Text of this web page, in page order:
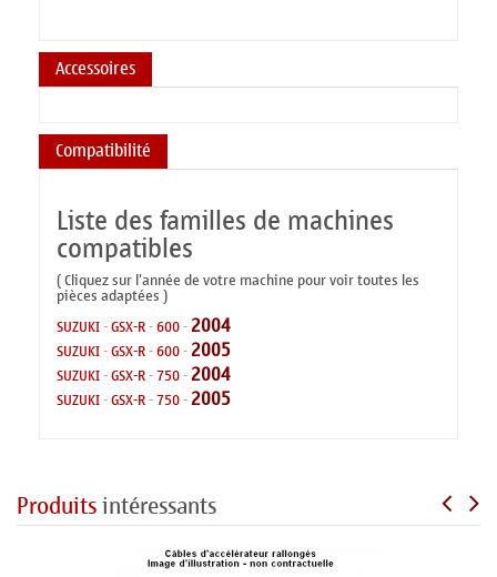
Accessoires
Compatibilité
Liste des familles de machines
compatibles
( Cliquez sur l'année de votre machine pour voir toutes les
pièces adaptées )
SUZUKI-GSX-R-600-2004
SUZUKI-GSX-R-600-2005
SUZUKI-GSX-R-750-2004
SUZUKI-GSX-R-750-2005
Produitsintéressants